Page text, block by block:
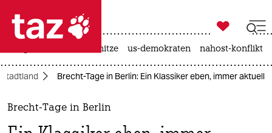
 taz zahl ich
taz zahl ich
themen

taz zahl ich
hitze us-demokraten nahost-konflikt
Stadtland Brecht-Tage in Berlin: Ein Klassiker eben, immer aktuell
Brecht-Tage in Berlin